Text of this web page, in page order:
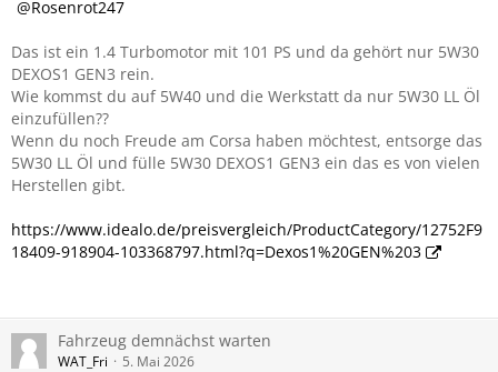
Würde das Öl gerne online bestellen, frage mich nach Lesen
der bisherigen Posts aber gerade, ob 5W40 nicht geeigneter
ist und es ein Longlife sein darf/soll/muss bei ca. 10 tkm im
Jahr.
Übrigens finde ich auf die Schnelle kein GTX 5W30 als LL-
Variante. Kann das sein?
Rosenrot247
Das ist ein 1.4 Turbomotor mit 101 PS und da gehört nur 5W30
DEXOS1 GEN3 rein.
Wie kommst du auf 5W40 und die Werkstatt da nur 5W30 LL Öl
einzufüllen??
Wenn du noch Freude am Corsa haben möchtest, entsorge das
5W30 LL Öl und fülle 5W30 DEXOS1 GEN3 ein das es von vielen
Herstellen gibt.
https://www.idealo.de/preisvergleich/ProductCategory/12752F9
18409-918904-103368797.html?q=Dexos1%20GEN%203
Fahrzeug demnächst warten
WAT_Fri 5. Mai 2026